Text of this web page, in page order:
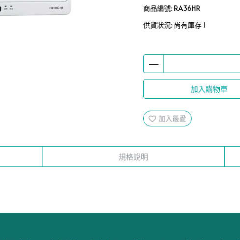
商品編號: RA36HR
供貨狀況: 尚有庫存 1
加入購物車
加入最愛
規格說明